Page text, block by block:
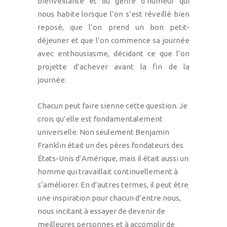
nous habite lorsque l’on s’est réveillé bien
reposé, que l’on prend un bon petit-
déjeuner et que l’on commence sa journée
avec enthousiasme, décidant ce que l’on
projette d’achever avant la fin de la
journée.
Chacun peut faire sienne cette question. Je
crois qu’elle est fondamentalement
universelle. Non seulement Benjamin
Franklin était un des pères fondateurs des
États-Unis d’Amérique, mais il était aussi un
homme qui travaillait continuellement à
s’améliorer. En d’autres termes, il peut être
une inspiration pour chacun d’entre nous,
nous incitant à essayer de devenir de
meilleures personnes et à accomplir de